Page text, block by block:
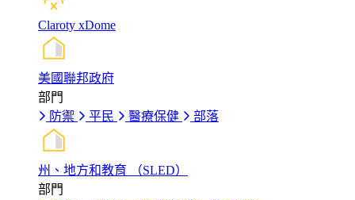
Claroty xDome
美國聯邦政府
部門
防禦
平民 醫療保健 部落
州、地方和教育 （SLED）
部門